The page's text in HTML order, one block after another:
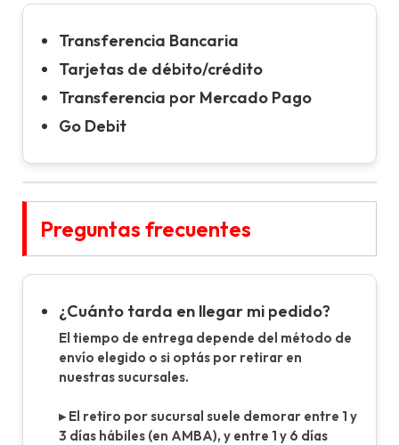
Transferencia Bancaria
Tarjetas de débito/crédito
Transferencia por Mercado Pago
Go Debit
Preguntas frecuentes
¿Cuánto tarda en llegar mi pedido?
El tiempo de entrega depende del método de
envío elegido o si optás por retirar en
nuestras sucursales.
▸ El retiro por sucursal suele demorar entre 1 y
3 días hábiles (en AMBA), y entre 1 y 6 días